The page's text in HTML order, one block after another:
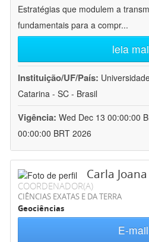
Estratégias que modulem a
fundamentais para a compr...
leia
Instituição/UF/País:
Catarina - SC - Brasil
Vigência: Wed Dec 13 00:00:00
00:00:00 BRT 2026
Carla
COORDENADOR(A)
CIÊNCIAS EXATAS E DA TERRA
Geociências
E-mail